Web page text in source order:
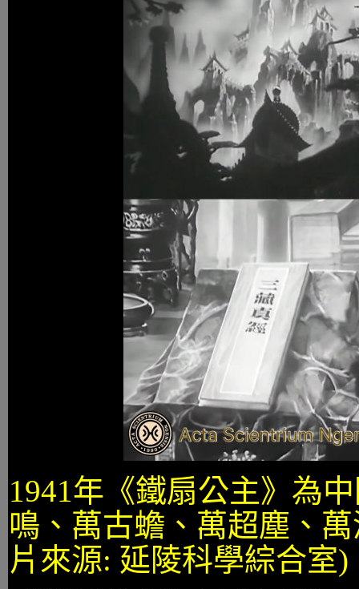
1941年《鐵扇公主》為
鳴、萬古蟾、萬超塵、
片來源: 延陵科學綜合室)